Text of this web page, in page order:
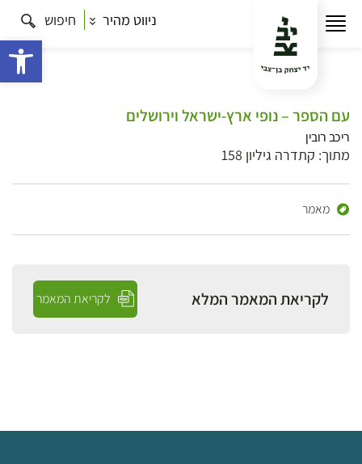
ניווט מהיר חיפוש
עם הספר – נופי ארץ-ישראל וירושלים
ריכב רובין
מתוך: קתדרה גיליון 158
מאמר
לקריאת המאמר המלא לקריאת המאמר